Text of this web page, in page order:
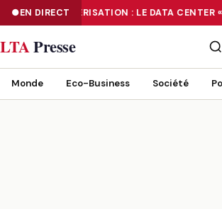
EN DIRECTNUMÉRISATION : LE DATA
NUMÉRISATION : LE DATA CENTER «TIER III»
LTAPresse
Monde Eco-Business Société